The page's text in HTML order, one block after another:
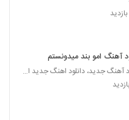
از مقداد فلاح
مهدوی رومو زمین زدی
آهنگ امو بند میدونستم
دانلود آهنگ جدید، دانلود اهنگ جدید ایرانی